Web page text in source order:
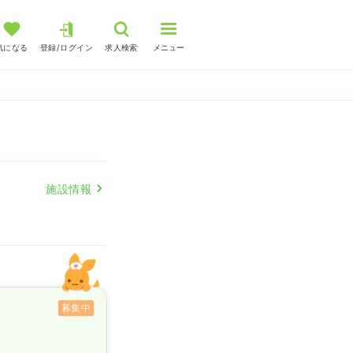
になる 登録/ログイン 求人検索 メニュー
施設情報
募集中